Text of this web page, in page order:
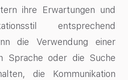
ihre Erwartungen und
entsprechend
die Verwendung einer
Sprache oder die Suche
die Kommunikation